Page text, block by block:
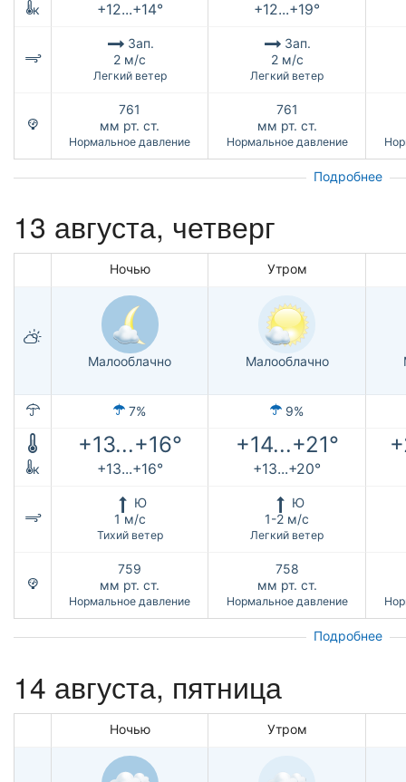
к +12...+14° +12...+19°
Зап.
2 м/с
Легкий ветер
Зап.
2 м/с
Легкий ветер
761
мм рт. ст.
Нормальное давление
761
мм рт. ст.
Нормальное давление
Подробнее
13 августа, четверг
Ночью Утром
Малооблачно Малооблачно
7% 9%
+13...+16° +14...+21°
к +13...+16° +13...+20°
Ю
1 м/с
Тихий ветер
Ю
1-2 м/с
Легкий ветер
759
мм рт. ст.
Нормальное давление
758
мм рт. ст.
Нормальное давление
Подробнее
14 августа, пятница
Ночью Утром